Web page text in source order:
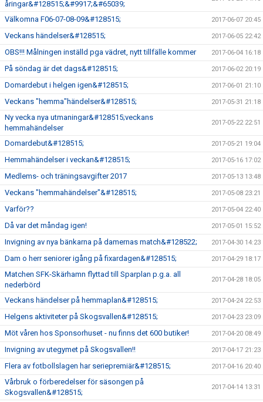
åringar&#128515;&#9917;&#65039;
Välkomna F06-07-08-09&#128515; 2017-06-07 20:45
Veckans händelser&#128515; 2017-06-05 22:42
OBS!!! Målningen inställd pga vädret, nytt tillfälle kommer 2017-06-04 16:18
På söndag är det dags&#128515; 2017-06-02 20:19
Domardebut i helgen igen&#128515; 2017-06-01 21:10
Veckans "hemma"händelser&#128515; 2017-05-31 21:18
Ny vecka nya utmaningar&#128515;veckans
hemmahändelser
2017-05-22 22:51
Domardebut&#128515; 2017-05-21 19:04
Hemmahändelser i veckan&#128515; 2017-05-16 17:02
Medlems- och träningsavgifter 2017 2017-05-13 13:48
Veckans "hemmahändelser"&#128515; 2017-05-08 23:21
Varför?? 2017-05-04 22:40
Då var det måndag igen! 2017-05-01 15:52
Invigning av nya bänkarna på damernas match&#128522; 2017-04-30 14:23
Dam o herr seniorer igång på fixardagen&#128515; 2017-04-29 18:17
Matchen SFK-Skärhamn flyttad till Sparplan p.g.a. all
nederbörd
2017-04-28 18:05
Veckans händelser på hemmaplan&#128515; 2017-04-24 22:53
Helgens aktiviteter på Skogsvallen&#128515; 2017-04-23 23:09
Möt våren hos Sponsorhuset - nu finns det 600 butiker! 2017-04-20 08:49
Invigning av utegymet på Skogsvallen!! 2017-04-17 21:23
Flera av fotbollslagen har seriepremiär&#128515; 2017-04-16 20:40
Vårbruk o förberedelser för säsongen på
Skogsvallen&#128515;
2017-04-14 13:31